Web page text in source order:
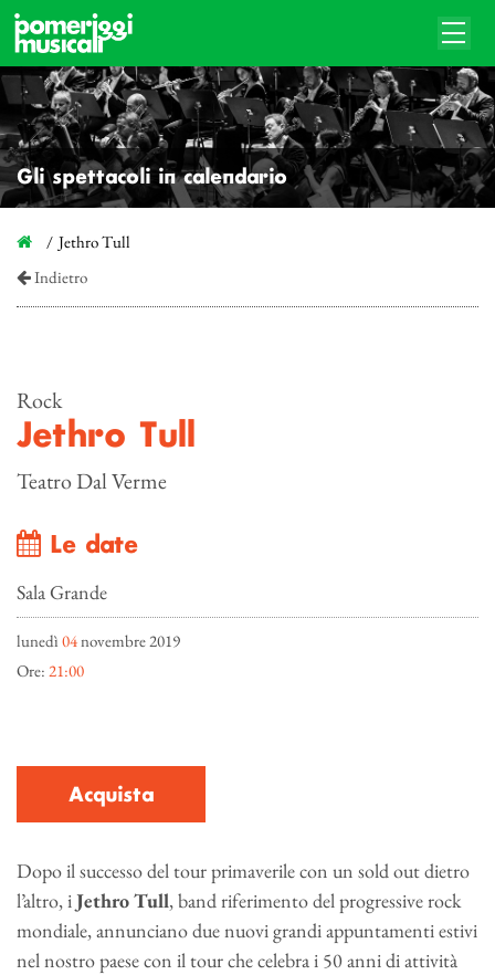
Gli spettacoli in calendario
Jethro Tull
Indietro
Rock
Jethro Tull
Teatro Dal Verme
Le date
Sala Grande
lunedì 04novembre 2019
Ore: 21:00
Acquista
Dopo il successo del tour primaverile con un sold out dietro
l’altro, iJethro Tull, band riferimento del progressive rock
mondiale, annunciano due nuovi grandi appuntamenti estivi
nel nostro paese con il tour che celebra i 50 anni di attività